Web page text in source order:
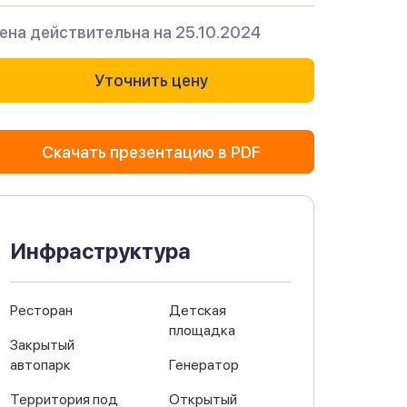
действительна на 25.10.2024
Уточнить цену
Скачать презентацию в PDF
Инфраструктура
Ресторан
Закрытый
автопарк
Территория под
Детская
площадка
Генератор
Открытый